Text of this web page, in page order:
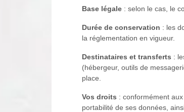
Base légale : selon le cas, le
Durée de conservation : les
la réglementation en vigueur.
Destinataires et transferts :
(hébergeur, outils de
place.
Vos droits : conformément
portabilité de ses données,